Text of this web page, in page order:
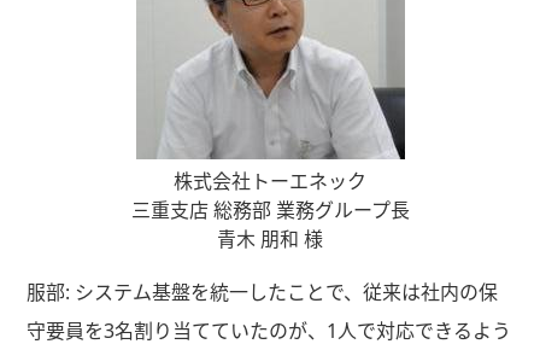
株式会社トーエネック
三重支店 総務部 業務グループ長
青木 朋和 様
服部: システム基盤を統一したことで、従来は社内の保
守要員を3名割り当てていたのが、1人で対応できるよう